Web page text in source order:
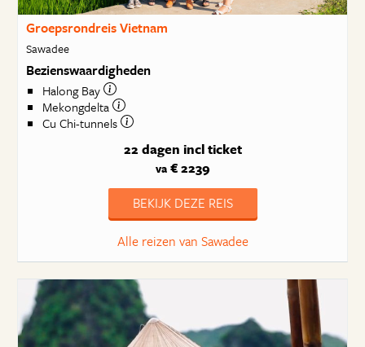
Groepsrondreis Vietnam
Sawadee
Bezienswaardigheden
Halong Bay
Mekongdelta
Cu Chi-tunnels
22 dagen incl ticket
va€ 2239
BEKIJK DEZE REIS
Alle reizen van Sawadee